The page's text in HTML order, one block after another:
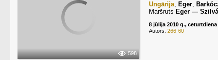
598
Ungārija, Eger,
Maršruts Eger —
8 jūlija 2010 g., ceturtdiena
Autors: 266-60